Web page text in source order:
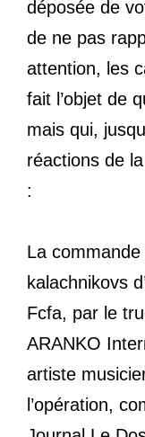
déposée de
de ne pas
attention, les
fait l’objet de
mais qui,
réactions de
:
La
kalachnikovs
Fcfa, par le
ARANKO
artiste
l’opération,